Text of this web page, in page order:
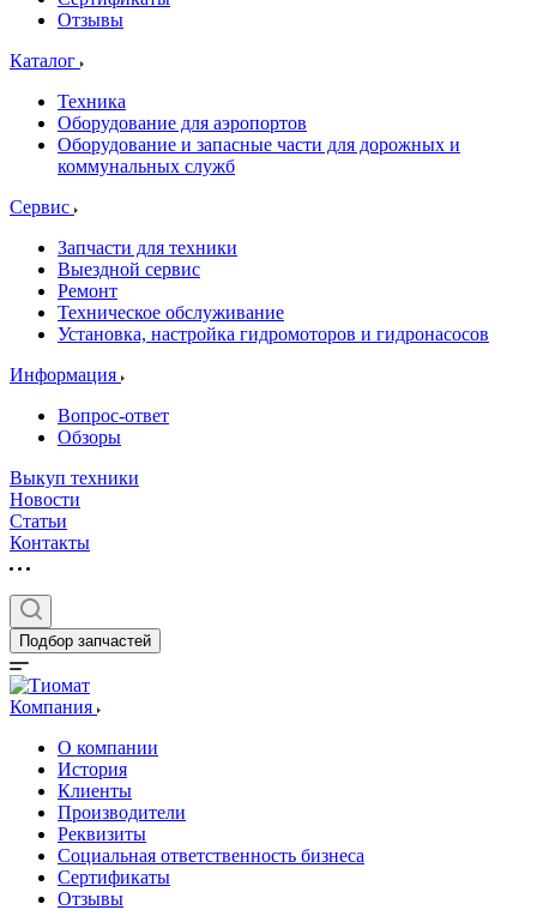
Отзывы
Каталог
Техника
Оборудование для аэропортов
Оборудование и запасные части для дорожных и
коммунальных служб
Сервис
Запчасти для техники
Выездной сервис
Ремонт
Техническое обслуживание
Установка, настройка гидромоторов и гидронасосов
Информация
Вопрос-ответ
Обзоры
Выкуп техники
Новости
Статьи
Контакты
Подбор запчастей
Компания
О компании
История
Клиенты
Производители
Реквизиты
Социальная ответственность бизнеса
Сертификаты
Отзывы